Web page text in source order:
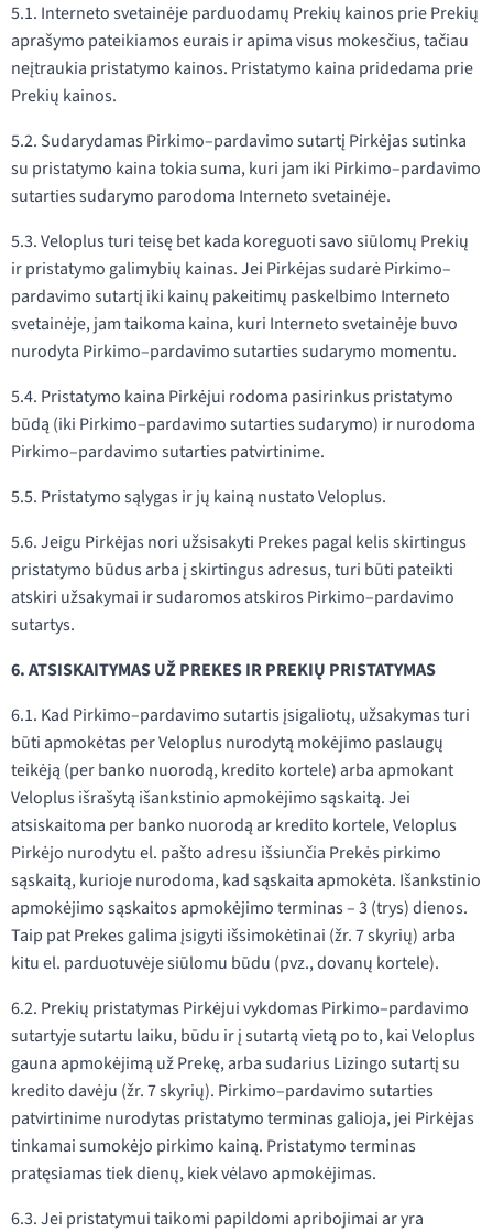
5.1. Interneto svetainėje parduodamų Prekių kainos prie Prekių
aprašymo pateikiamos eurais ir apima visus mokesčius, tačiau
neįtraukia pristatymo kainos. Pristatymo kaina pridedama prie
Prekių kainos.
5.2. Sudarydamas Pirkimo–pardavimo sutartį Pirkėjas sutinka
su pristatymo kaina tokia suma, kuri jam iki Pirkimo–pardavimo
sutarties sudarymo parodoma Interneto svetainėje.
5.3. Veloplus turi teisę bet kada koreguoti savo siūlomų Prekių
ir pristatymo galimybių kainas. Jei Pirkėjas sudarė Pirkimo–
pardavimo sutartį iki kainų pakeitimų paskelbimo Interneto
svetainėje, jam taikoma kaina, kuri Interneto svetainėje buvo
nurodyta Pirkimo–pardavimo sutarties sudarymo momentu.
5.4. Pristatymo kaina Pirkėjui rodoma pasirinkus pristatymo
būdą (iki Pirkimo–pardavimo sutarties sudarymo) ir nurodoma
Pirkimo–pardavimo sutarties patvirtinime.
5.5. Pristatymo sąlygas ir jų kainą nustato Veloplus.
5.6. Jeigu Pirkėjas nori užsisakyti Prekes pagal kelis skirtingus
pristatymo būdus arba į skirtingus adresus, turi būti pateikti
atskiri užsakymai ir sudaromos atskiros Pirkimo–pardavimo
sutartys.
6. ATSISKAITYMAS UŽ PREKES IR PREKIŲ PRISTATYMAS
6.1. Kad Pirkimo–pardavimo sutartis įsigaliotų, užsakymas turi
būti apmokėtas per Veloplus nurodytą mokėjimo paslaugų
teikėją (per banko nuorodą, kredito kortele) arba apmokant
Veloplus išrašytą išankstinio apmokėjimo sąskaitą. Jei
atsiskaitoma per banko nuorodą ar kredito kortele, Veloplus
Pirkėjo nurodytu el. pašto adresu išsiunčia Prekės pirkimo
sąskaitą, kurioje nurodoma, kad sąskaita apmokėta. Išankstinio
apmokėjimo sąskaitos apmokėjimo terminas – 3 (trys) dienos.
Taip pat Prekes galima įsigyti išsimokėtinai (žr. 7 skyrių) arba
kitu el. parduotuvėje siūlomu būdu (pvz., dovanų kortele).
6.2. Prekių pristatymas Pirkėjui vykdomas Pirkimo–pardavimo
sutartyje sutartu laiku, būdu ir į sutartą vietą po to, kai Veloplus
gauna apmokėjimą už Prekę, arba sudarius Lizingo sutartį su
kredito davėju (žr. 7 skyrių). Pirkimo–pardavimo sutarties
patvirtinime nurodytas pristatymo terminas galioja, jei Pirkėjas
tinkamai sumokėjo pirkimo kainą. Pristatymo terminas
pratęsiamas tiek dienų, kiek vėlavo apmokėjimas.
6.3. Jei pristatymui taikomi papildomi apribojimai ar yra